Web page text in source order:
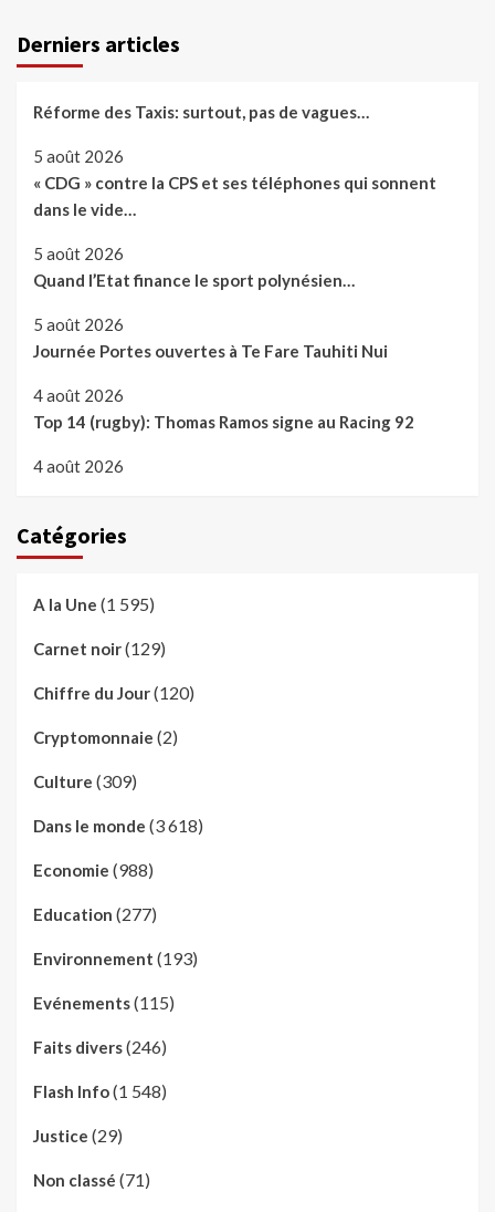
Derniers articles
Réforme des Taxis: surtout, pas de vagues…
5 août 2026
« CDG » contre la CPS et ses téléphones qui sonnent
dans le vide…
5 août 2026
Quand l’Etat finance le sport polynésien…
5 août 2026
Journée Portes ouvertes à Te Fare Tauhiti Nui
4 août 2026
Top 14 (rugby): Thomas Ramos signe au Racing 92
4 août 2026
Catégories
A la Une (1 595)
Carnet noir(129)
Chiffre du Jour(120)
Cryptomonnaie (2)
Culture (309)
Dans le monde (3 618)
Economie (988)
Education (277)
Environnement (193)
Evénements(115)
Faits divers(246)
Flash Info(1 548)
Justice (29)
Non classé (71)